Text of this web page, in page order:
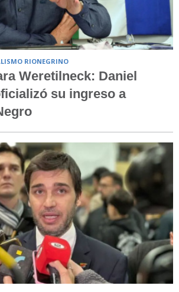
RIONEGRINO
Weretilneck: Daniel
su ingreso a